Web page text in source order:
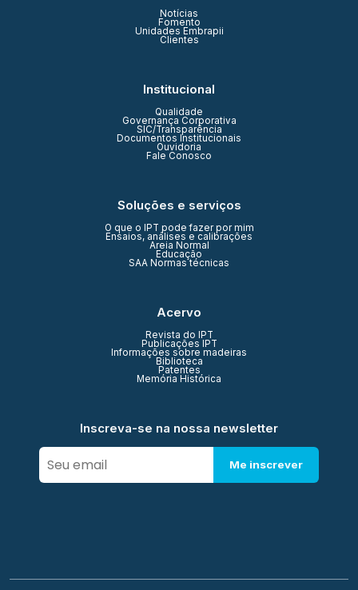
Notícias
Fomento
Unidades Embrapii
Clientes
Institucional
Qualidade
Governança Corporativa
SIC/Transparência
Documentos Institucionais
Ouvidoria
Fale Conosco
Soluções e serviços
O que o IPT pode fazer por mim
Ensaios, análises e calibrações
Areia Normal
Educação
SAA Normas técnicas
Acervo
Revista do IPT
Publicações IPT
Informações sobre madeiras
Biblioteca
Patentes
Memória Histórica
Inscreva-se na nossa newsletter
Me inscrever